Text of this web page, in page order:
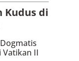
Kudus di
II